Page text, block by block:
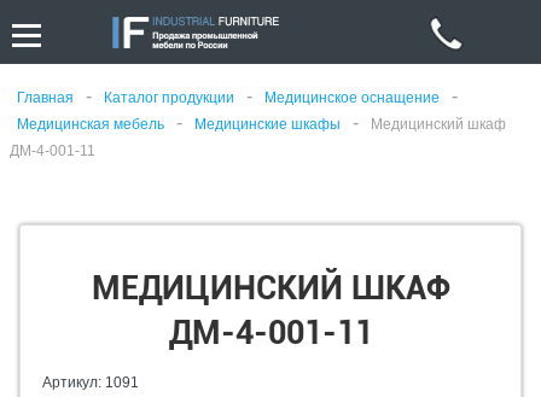
Главная - Каталог продукции - Медицинское оснащение -
Медицинская мебель - Медицинские шкафы -
Медицинский шкаф
ДМ-4-001-11
МЕДИЦИНСКИЙ ШКАФ
ДМ-4-001-11
Артикул: 1091